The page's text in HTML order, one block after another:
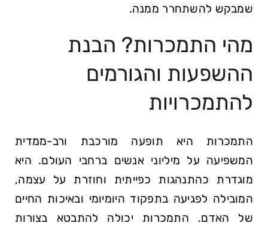
שמבקש להשתחרר ממנה.
מהי התמכרות? הבנת
ההשפעות והגורמים
להתמכרויות
התמכרות היא תופעה מורכבת ורב-ממדית
המשפיעה על מיליוני אנשים ברחבי העולם. היא
מוגדרת כהתנהגות כפייתית וחוזרת על עצמה,
המובילה לפגיעה בתפקוד היומיומי ובאיכות החיים
של האדם. התמכרות יכולה להתבטא בצורות